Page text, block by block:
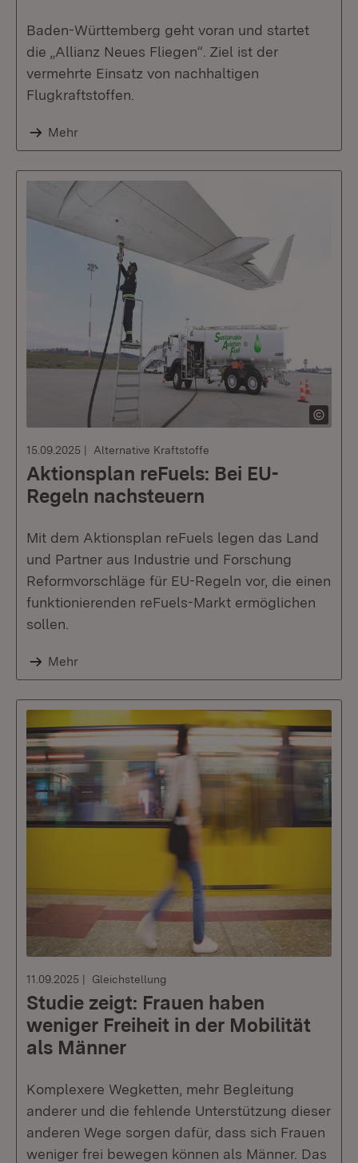
Baden-Württemberg geht voran und startet
die „Allianz Neues Fliegen“. Ziel ist der
vermehrte Einsatz von nachhaltigen
Flugkraftstoffen.
Mehr
15.09.2025 Alternative Kraftstoffe
Aktionsplan reFuels: Bei EU-
Regeln nachsteuern
Mit dem Aktionsplan reFuels legen das Land
und Partner aus Industrie und Forschung
Reformvorschläge für EU-Regeln vor, die einen
funktionierenden reFuels-Markt ermöglichen
sollen.
Mehr
11.09.2025 Gleichstellung
Studie zeigt: Frauen haben
weniger Freiheit in der Mobilität
als Männer
Komplexere Wegketten, mehr Begleitung
anderer und die fehlende Unterstützung dieser
anderen Wege sorgen dafür, dass sich Frauen
weniger frei bewegen können als Männer. Das